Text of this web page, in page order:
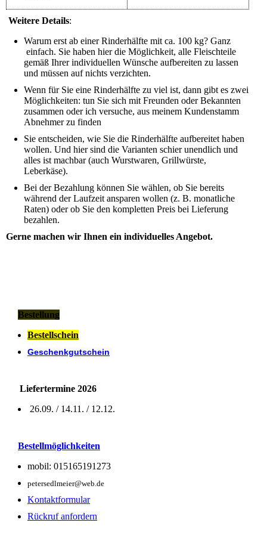
Weitere Details:
Warum erst ab einer Rinderhälfte mit ca. 100 kg? Ganz
einfach. Sie haben hier die Möglichkeit, alle Fleischteile
gemäß Ihrer individuellen Wünsche aufbereiten zu lassen
und müssen auf nichts verzichten.
Wenn für Sie eine Rinderhälfte zu viel ist, dann gibt es zwei
Möglichkeiten: tun Sie sich mit Freunden oder Bekannten
zusammen oder ich versuche, aus meinem Kundenstamm
Abnehmer zu finden
Sie entscheiden, wie Sie die Rinderhälfte aufbereitet haben
wollen. Und hier sind die Varianten schier unendlich und
alles ist machbar (auch Wurstwaren, Grillwürste,
Leberkäse).
Bei der Bezahlung können Sie wählen, ob Sie bereits
während der Laufzeit ansparen wollen (z. B. monatliche
Raten) oder ob Sie den kompletten Preis bei Lieferung
bezahlen.
Gerne machen wir Ihnen ein individuelles Angebot.
Bestellung
Bestellschein
Geschenkgutschein
Liefertermine 2026
26.09. / 14.11. / 12.12.
Bestellmöglichkeiten
mobil: 015165191273
petersedlmeier@web.de
Kontaktformular
Rückruf anfordern